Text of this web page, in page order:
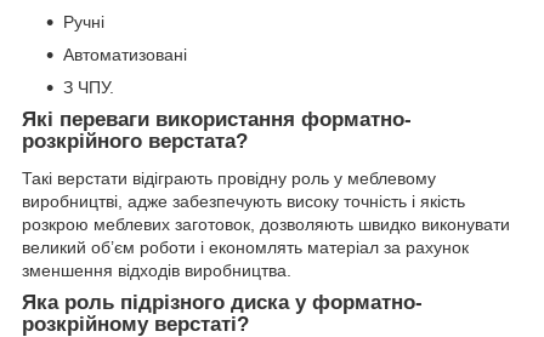
Ручні
Автоматизовані
З ЧПУ.
Які переваги використання форматно-
розкрійного верстата?
Такі верстати відіграють провідну роль у меблевому
виробництві, адже забезпечують високу точність і якість
розкрою меблевих заготовок, дозволяють швидко виконувати
великий об’єм роботи і економлять матеріал за рахунок
зменшення відходів виробництва.
Яка роль підрізного диска у форматно-
розкрійному верстаті?